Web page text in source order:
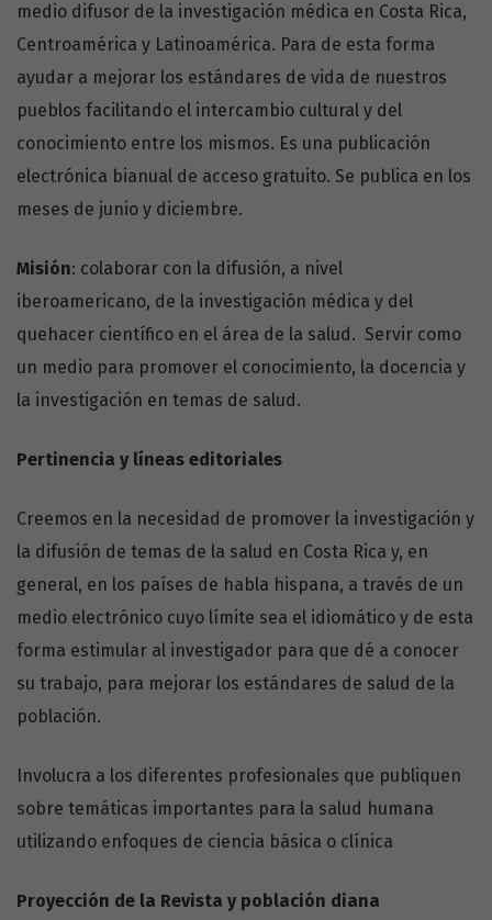
medio difusor de la investigación médica en Costa Rica,
Centroamérica y Latinoamérica. Para de esta forma
ayudar a mejorar los estándares de vida de nuestros
pueblos facilitando el intercambio cultural y del
conocimiento entre los mismos. Es una publicación
electrónica bianual de acceso gratuito. Se publica en los
meses de junio y diciembre.
Misión: colaborar con la difusión, a nivel
iberoamericano, de la investigación médica y del
quehacer científico en el área de la salud. Servir como
un medio para promover el conocimiento, la docencia y
la investigación en temas de salud.
Pertinencia y líneas editoriales
Creemos en la necesidad de promover la investigación y
la difusión de temas de la salud en Costa Rica y, en
general, en los países de habla hispana, a través de un
medio electrónico cuyo límite sea el idiomático y de esta
forma estimular al investigador para que dé a conocer
su trabajo, para mejorar los estándares de salud de la
población.
Involucra a los diferentes profesionales que publiquen
sobre temáticas importantes para la salud humana
utilizando enfoques de ciencia básica o clínica
Proyección de la Revista y población diana